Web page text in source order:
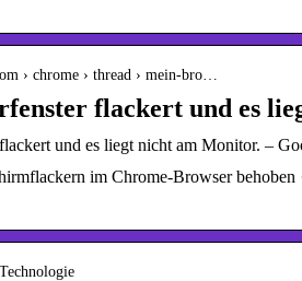
› chrome › thread › mein-bro…
flackert und es
und es liegt nicht am Monitor. –
im Chrome-Browser behoben